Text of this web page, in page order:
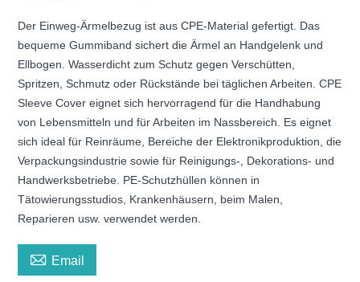
Der Einweg-Ärmelbezug ist aus CPE-Material gefertigt. Das
bequeme Gummiband sichert die Ärmel an Handgelenk und
Ellbogen. Wasserdicht zum Schutz gegen Verschütten,
Spritzen, Schmutz oder Rückstände bei täglichen Arbeiten. CPE
Sleeve Cover eignet sich hervorragend für die Handhabung
von Lebensmitteln und für Arbeiten im Nassbereich. Es eignet
sich ideal für Reinräume, Bereiche der Elektronikproduktion, die
Verpackungsindustrie sowie für Reinigungs-, Dekorations- und
Handwerksbetriebe. PE-Schutzhüllen können in
Tätowierungsstudios, Krankenhäusern, beim Malen,
Reparieren usw. verwendet werden.
 Email